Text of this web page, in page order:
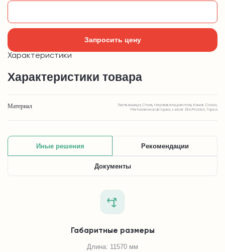
Запросить цену
Характеристики
Характеристики товара
Материал
Лиственница, Сталь, Нержавеющая сталь, Канат, Сосна,
Металлическая горка, Leber Zinc Protect, Горка
Иные решения Рекомендации
Документы
Габаритные размеры
Длина: 11570 мм